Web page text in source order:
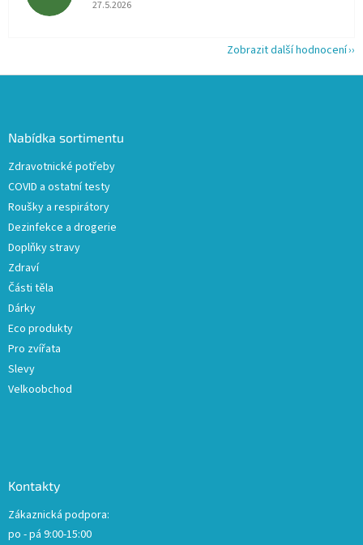
27.5.2026
Zobrazit další hodnocení
Nabídka sortimentu
Zdravotnické potřeby
COVID a ostatní testy
Roušky a respirátory
Dezinfekce a drogerie
Doplňky stravy
Zdraví
Části těla
Dárky
Eco produkty
Pro zvířata
Slevy
Velkoobchod
Kontakty
Zákaznická podpora:
po - pá 9:00-15:00